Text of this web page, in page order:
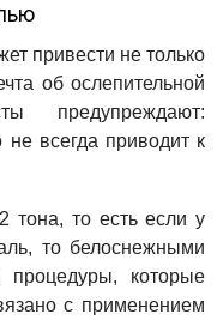
привести не только
об ослепительной
предупреждают:
не всегда приводит к
тона, то есть если у
то белоснежными
процедуры, которые
с применением